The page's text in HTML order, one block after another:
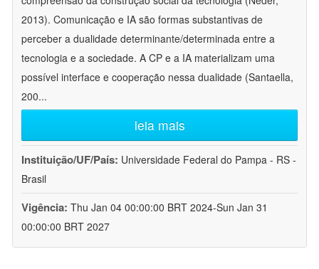
2013). Comunicação e IA são formas substantivas de
perceber a dualidade determinante/determinada entre a
tecnologia e a sociedade. A CP e a IA materializam uma
possível interface e cooperação nessa dualidade (Santaella,
200...
leia mais
Instituição/UF/País: Universidade Federal do Pampa - RS -
Brasil
Vigência: Thu Jan 04 00:00:00 BRT 2024-Sun Jan 31
00:00:00 BRT 2027